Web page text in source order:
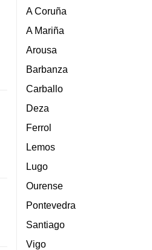
A Coruña
A Mariña
Arousa
Barbanza
Carballo
Deza
Ferrol
Lemos
Lugo
Ourense
Pontevedra
Santiago
Vigo